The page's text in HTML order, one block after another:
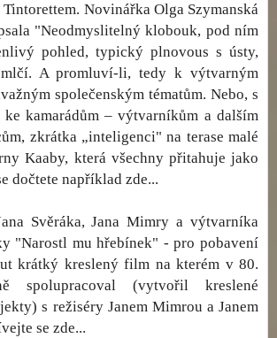
Novinářka Olga Szymanská
"Neodmyslitelný klobouk, pod ním
pohled, typický plnovous s ústy,
A promluví-li, tedy k výtvarným
společenským tématům. Nebo, s
kamarádům – výtvarníkům a dalším
zkrátka „inteligenci" na terase malé
Kaaby, která všechny přitahuje jako
dočtete například zde...
Svěráka, Jana Mimry a výtvarníka
"Narostl mu hřebínek" - pro pobavení
krátký kreslený film na kterém v 80.
spolupracoval (vytvořil kreslené
s režiséry Janem Mimrou a Janem
se zde...